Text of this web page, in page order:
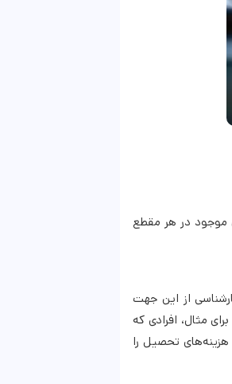
موجود در هر مقطع
از این‌ جهت
مثال، افرادی که
تحصیل را